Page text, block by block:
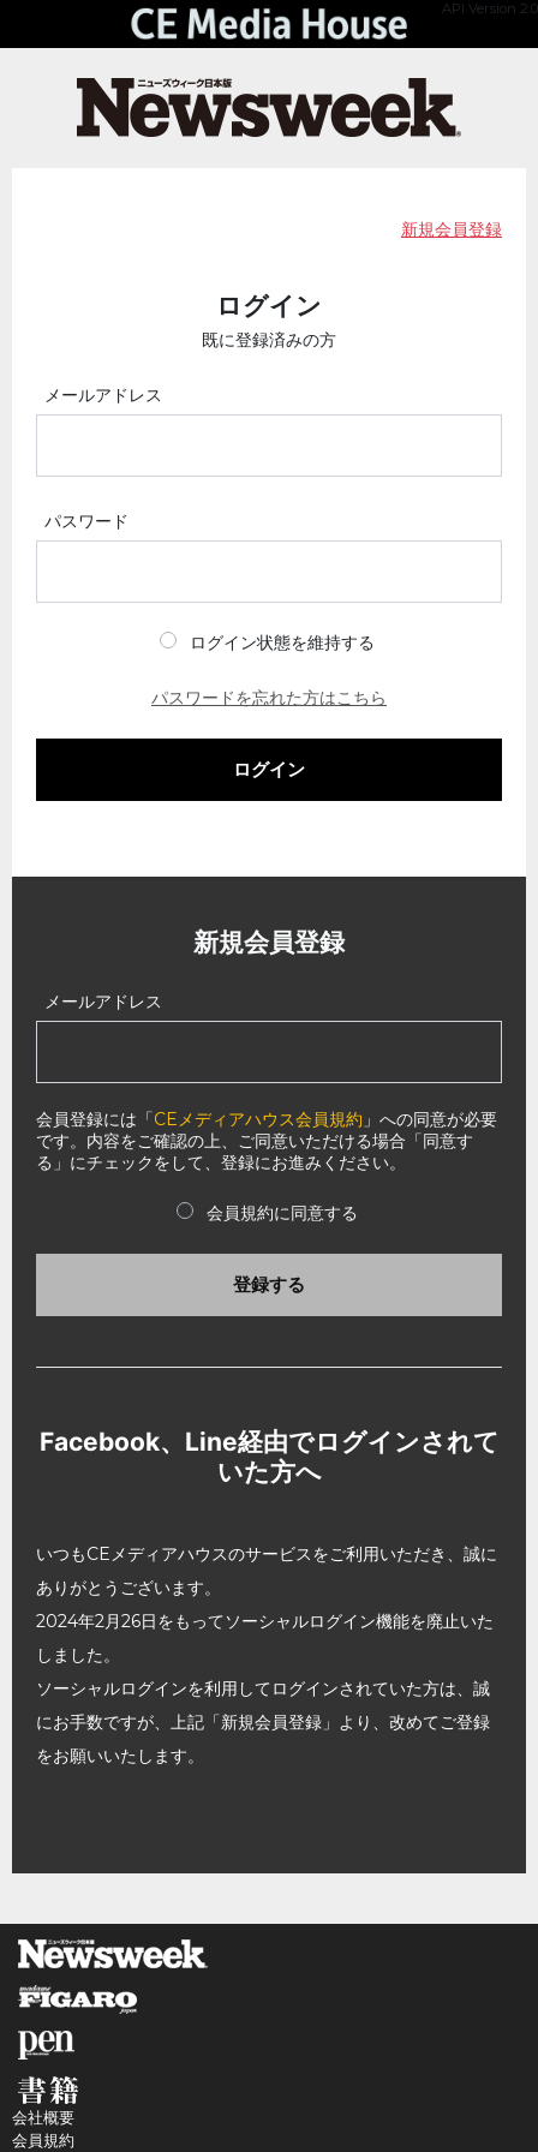
API Version 2.0
新規会員登録
ログイン
既に登録済みの方
メールアドレス
パスワード
ログイン状態を維持する
パスワードを忘れた方はこちら
ログイン
新規会員登録
メールアドレス
会員登録には「CEメディアハウス会員規約 」への同意が必要
です。内容をご確認の上、ご同意いただける場合「同意す
る」にチェックをして、登録にお進みください。
会員規約に同意する
登録する
Facebook、Line経由でログインされて
いた方へ
いつもCEメディアハウスのサービスをご利用いただき、誠に
ありがとうございます。
2024年2月26日をもってソーシャルログイン機能を廃止いた
しました。
ソーシャルログインを利用してログインされていた方は、誠
にお手数ですが、上記「新規会員登録」より、改めてご登録
をお願いいたします。
会社概要
会員規約